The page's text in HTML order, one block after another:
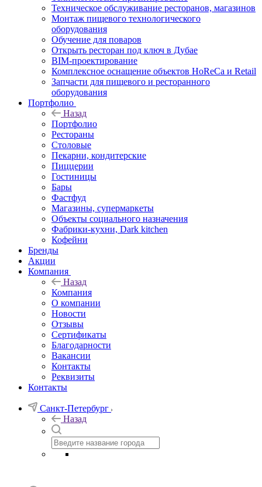
Техническое обслуживание ресторанов, магазинов
Монтаж пищевого технологического
оборудования
Обучение для поваров
Открыть ресторан под ключ в Дубае
BIM-проектирование
Комплексное оснащение объектов HoReCa и Retail
Запчасти для пищевого и ресторанного
оборудования
Портфолио
Назад
Портфолио
Рестораны
Столовые
Пекарни, кондитерские
Пиццерии
Гостиницы
Бары
Фастфуд
Магазины, супермаркеты
Объекты социального назначения
Фабрики-кухни, Dark kitchen
Кофейни
Бренды
Акции
Компания
Назад
Компания
О компании
Новости
Отзывы
Сертификаты
Благодарности
Вакансии
Контакты
Реквизиты
Контакты
Санкт-Петербург
Назад